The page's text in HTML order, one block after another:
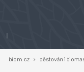
|
biom.cz › pěstování